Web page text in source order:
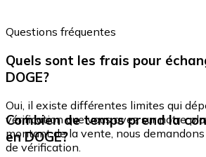
Questions fréquentes
Quels sont les frais pour
DOGE?
Oui, il existe différentes limites qui
vérification que vous avez sur notre
montant de la vente, nous
de vérification.
Combien de temps prend la
en DOGE?